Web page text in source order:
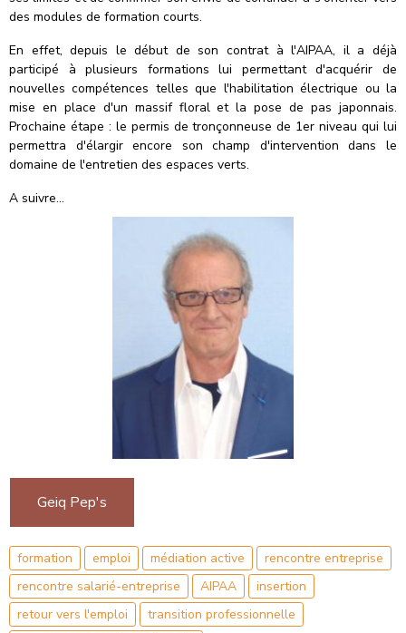
des modules de formation courts.
En effet, depuis le début de son contrat à l'AIPAA, il a déjà
participé à plusieurs formations lui permettant d'acquérir de
nouvelles compétences telles que l'habilitation électrique ou la
mise en place d'un massif floral et la pose de pas japonnais.
Prochaine étape : le permis de tronçonneuse de 1er niveau qui lui
permettra d'élargir encore son champ d'intervention dans le
domaine de l'entretien des espaces verts.
A suivre...
Geiq Pep's
formation emploi médiation active
rencontre entreprise
rencontre salarié-entreprise
AIPAA
insertion
retour vers l'emploi
transition professionnelle